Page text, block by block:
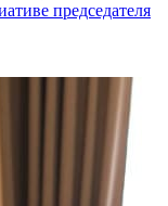
председателя